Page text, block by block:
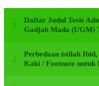
Daftar Judul Tesis
Gadjah Mada (UGM)
Perbedaan istilah
Kaki / Footnote untuk